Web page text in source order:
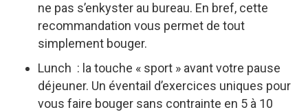
ne pas s’enkyster au bureau. En bref, cette
recommandation vous permet de tout
simplement bouger.
Lunch : la touche « sport » avant votre pause
déjeuner. Un éventail d’exercices uniques pour
vous faire bouger sans contrainte en 5 à 10